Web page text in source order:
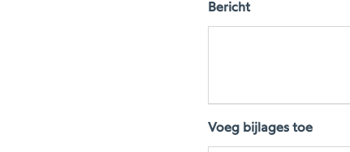
Bericht
Voeg bijlages toe